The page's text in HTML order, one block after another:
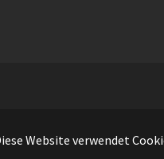
Website verwendet